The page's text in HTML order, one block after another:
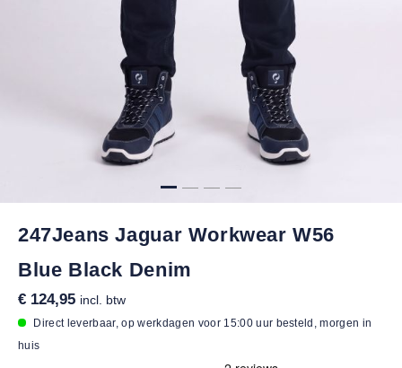
247Jeans Jaguar Workwear W56
Blue Black Denim
€ 124,95 incl. btw
Direct leverbaar, op werkdagen voor 15:00 uur besteld, morgen in
huis